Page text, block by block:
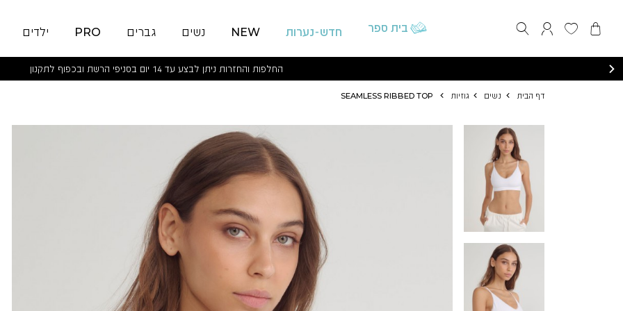
בית ספר חדש-נערות NEW נשים גברים PRO ילדים התחברות / הרשמה
החלפות והחזרות ניתן לבצע עד 14 יום בסניפי הרשת ובכפוף לתקנון
SEAMLESS
RIBBED
TOP
דף הבית נשים גוזיות SEAMLESS RIBBED TOP